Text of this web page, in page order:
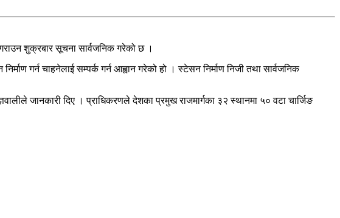
शुक्रबार सूचना सार्वजनिक गरेको छ ।
गर्न चाहनेलाई सम्पर्क गर्न आह्वान गरेको हो । स्टेसन निर्माण निजी तथा सार्वजनिक
जानकारी दिए । प्राधिकरणले देशका प्रमुख राजमार्गका ३२ स्थानमा ५० वटा चार्जिङ